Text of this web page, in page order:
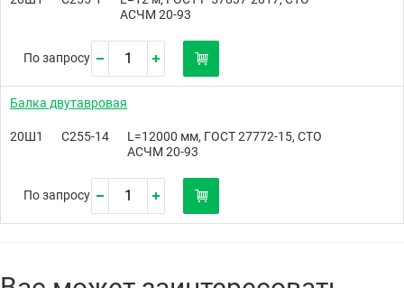
АСЧМ 20-93
По запросу
Балка двутавровая
20Ш1 С255-14
L=12000 мм, ГОСТ 27772-15, СТО
АСЧМ 20-93
По запросу